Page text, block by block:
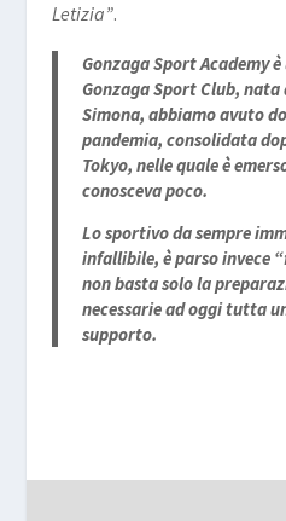
Letizia”.
Gonzaga Sport Academy
Gonzaga Sport Club, nata
Simona, abbiamo avuto
pandemia, consolidata
Tokyo, nelle quale è
conosceva poco.
Lo sportivo da sempre
infallibile, è parso invece
non basta solo la
necessarie ad oggi tutta
supporto.